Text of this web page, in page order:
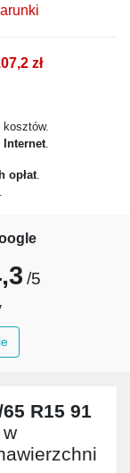
zł
Internet
opłat
/5
R15 91